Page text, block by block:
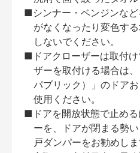
■シンナー・ベンジンな
がなくなったり変色す
しないでください。
■ドアクローザーは取付
ザーを取付ける場合は
パブリック）」のドア
使用ください。
■ドアを開放状態で止め
ーを、ドアが閉まる勢
戸ダンパーをお勧めしま